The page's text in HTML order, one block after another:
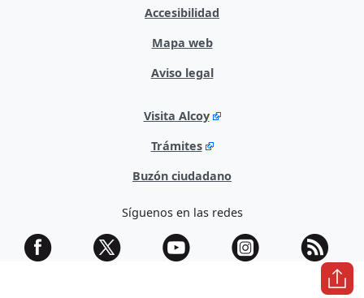
Accesibilidad
Mapa web
Aviso legal
Visita Alcoy
Trámites
Buzón ciudadano
Síguenos en las redes